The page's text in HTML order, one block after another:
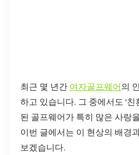
최근 몇 년간 여자골프웨어 의
하고 있습니다. 그 중에서도 '친
된 골프웨어가 특히 많은 사랑
이번 글에서는 이 현상의 배경
보겠습니다.